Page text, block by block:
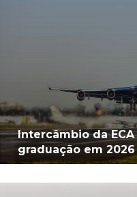
Intercâmbio da
graduação em 2026